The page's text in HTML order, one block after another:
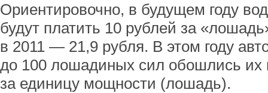
Ориентировочно, в будущем году
будут платить 10 рублей за
в 2011 — 21,9 рубля. В этом году
до 100 лошадиных сил обошлись их
за единицу мощности (лошадь).